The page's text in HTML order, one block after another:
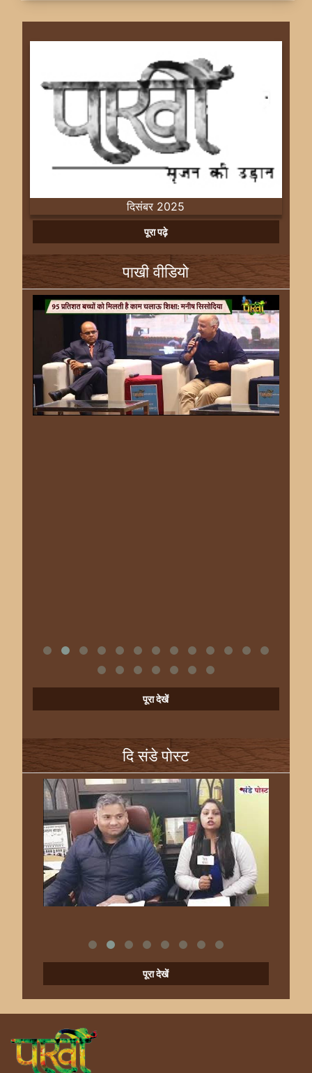
दिसंबर 2025
Previous
Next
पूरा पढ़े
पाखी वीडियो
पूरा देखें
दि संडे पोस्ट
पूरा देखें